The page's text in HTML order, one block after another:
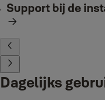
Support bij de
Dagelijks